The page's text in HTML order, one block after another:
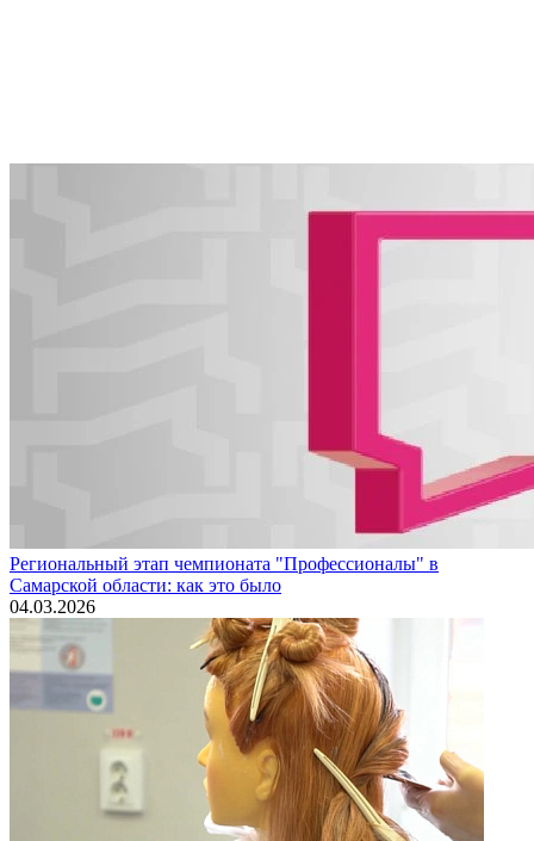
Региональный этап чемпионата "Профессионалы" в
Самарской области: как это было
04.03.2026